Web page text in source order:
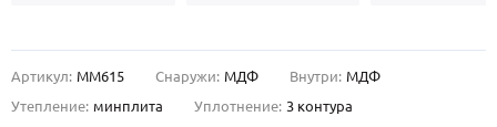
О НАС
Артикул: ММ615 Снаружи: МДФ Внутри: МДФ
Утепление: минплита Уплотнение: 3 контура